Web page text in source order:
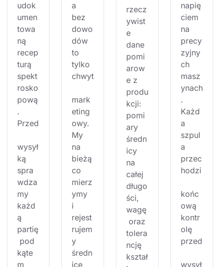
udok
umen
towa
ną
recep
turą
spekt
rosko
pową
.
Przed
wysył
ką
spra
wdza
my
każd
ą
partię
pod
kąte
m
a
bez
dowo
dów
to
tylko
chwyt
mark
eting
owy.
My
na
bieżą
co
mierz
ymy
i
rejest
rujem
y
średn
icę
rzecz
ywist
e
dane
pomi
arow
e z
produ
kcji:
pomi
ary
średn
icy
na
całej
długo
ści,
wagę
oraz
tolera
ncję
kształ
napię
ciem
na
precy
zyjny
ch
masz
ynach
.
Każd
a
szpul
a
przec
hodzi
końc
ową
kontr
olę
przed
wysył